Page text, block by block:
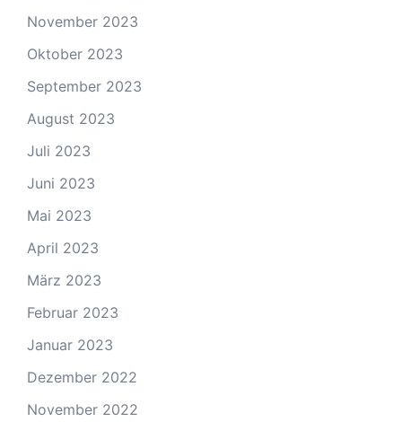
November 2023
Oktober 2023
September 2023
August 2023
Juli 2023
Juni 2023
Mai 2023
April 2023
März 2023
Februar 2023
Januar 2023
Dezember 2022
November 2022